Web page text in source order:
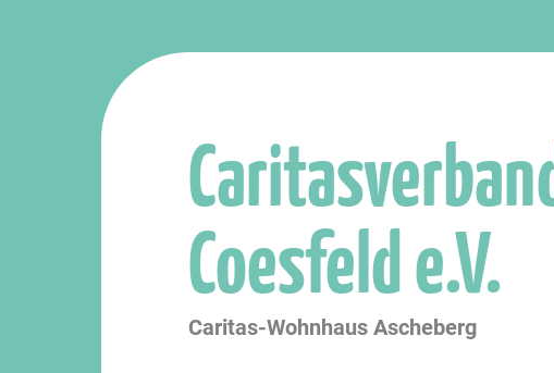
Coesfeld e.V.
Caritas-Wohnhaus Ascheberg